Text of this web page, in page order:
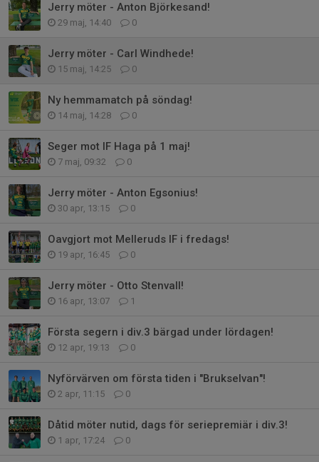
Jerry möter - Anton Björkesand!
29 maj, 14:40 0
Jerry möter - Carl Windhede!
15 maj, 14:25 0
Ny hemmamatch på söndag!
14 maj, 14:28 0
Seger mot IF Haga på 1 maj!
7 maj, 09:32 0
Jerry möter - Anton Egsonius!
30 apr, 13:15 0
Oavgjort mot Melleruds IF i fredags!
19 apr, 16:45 0
Jerry möter - Otto Stenvall!
16 apr, 13:07 1
Första segern i div.3 bärgad under lördagen!
12 apr, 19:13 0
Nyförvärven om första tiden i "Brukselvan"!
2 apr, 11:15 0
Dåtid möter nutid, dags för seriepremiär i div.3!
1 apr, 17:24 0